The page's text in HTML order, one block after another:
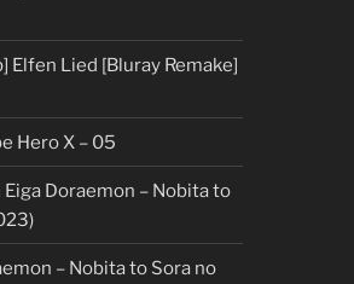
Elfen Lied [Bluray Remake]
Hero X – 05
Eiga Doraemon – Nobita to
– Nobita to Sora no